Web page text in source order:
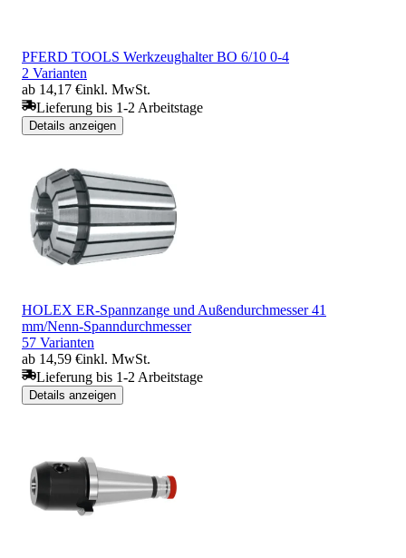
PFERD TOOLS Werkzeughalter BO 6/10 0-4
2 Varianten
ab 14,17 €inkl. MwSt.
Lieferung bis 1-2 Arbeitstage
Details anzeigen
HOLEX ER-Spannzange und Außendurchmesser 41
mm/Nenn-Spanndurchmesser
57 Varianten
ab 14,59 €inkl. MwSt.
Lieferung bis 1-2 Arbeitstage
Details anzeigen